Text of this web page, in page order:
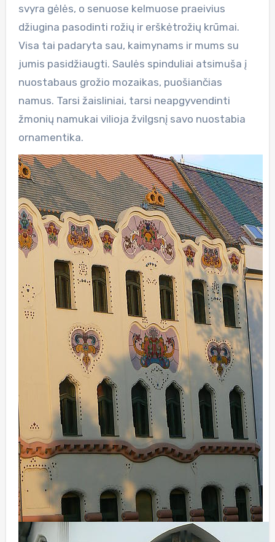
svyra gėlės, o senuose kelmuose praeivius
džiugina pasodinti rožių ir erškėtrožių krūmai.
Visa tai padaryta sau, kaimynams ir mums su
jumis pasidžiaugti. Saulės spinduliai atsimuša į
nuostabaus grožio mozaikas, puošiančias
namus. Tarsi žaisliniai, tarsi neapgyvendinti
žmonių namukai vilioja žvilgsnį savo nuostabia
ornamentika.